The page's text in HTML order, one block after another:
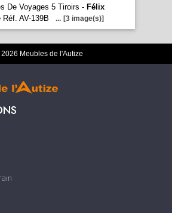
De Voyages 5 Tiroirs - Félix
Réf. AV-139B ... [3 image(s)]
Meubles de l'Autize